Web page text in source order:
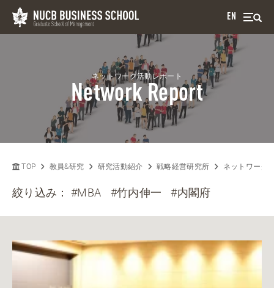
EN
ネットワーク活動レポート
Network Report
TOP 教員&研究 研究活動紹介 戦略経営研究所 ネットワーク
絞り込み：#MBA #竹内伸一 #内閣府